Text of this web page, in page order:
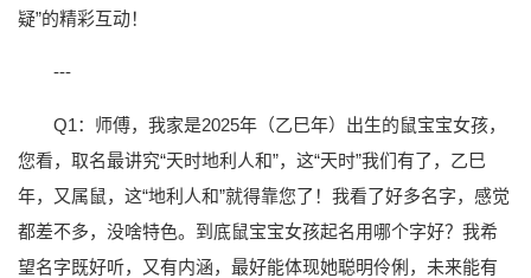
疑”的精彩互动！
---
Q1：师傅，我家是2025年（乙巳年）出生的鼠宝宝女孩，
您看，取名最讲究“天时地利人和”，这“天时”我们有了，乙巳
年，又属鼠，这“地利人和”就得靠您了！我看了好多名字，感觉
都差不多，没啥特色。到底鼠宝宝女孩起名用哪个字好？我希
望名字既好听，又有内涵，最好能体现她聪明伶俐，未来能有